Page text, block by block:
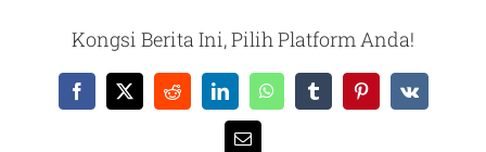
Kongsi Berita Ini, Pilih Platform Anda!
Facebook
X RedditLinkedInWhatsAppTumblrPinterest
Vk
Email